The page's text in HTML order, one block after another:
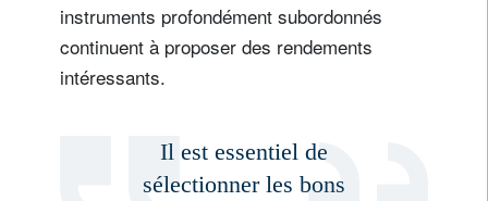
instruments profondément subordonnés
continuent à proposer des rendements
intéressants.
Il est essentiel de
sélectionner les bons